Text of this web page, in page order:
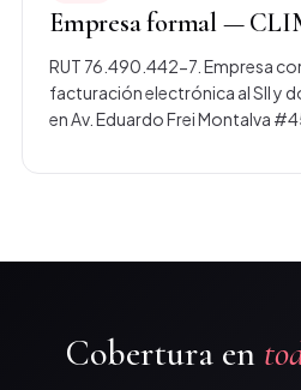
Empresa formal —
RUT 76.490.442-7. Empresa
facturación electrónica al SII y
en Av. Eduardo Frei Montalva
Cobertura en